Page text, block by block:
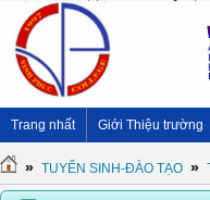
Trang nhất Giới Thiệu trường
» TUYỂN SINH-ĐÀO TẠO »